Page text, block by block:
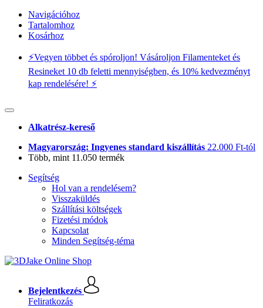
Navigációhoz
Tartalomhoz
Kosárhoz
⚡️Vegyen többet és spóroljon! Vásároljon Filamenteket és
Resineket 10 db feletti mennyiségben, és 10% kedvezményt
kap rendelésére! ⚡️
Alkatrész-kereső
Magyarország: Ingyenes standard kiszállítás 22.000 Ft-tól
Több, mint 11.050 termék
Segítség
Hol van a rendelésem?
Visszaküldés
Szállítási költségek
Fizetési módok
Kapcsolat
Minden Segítség-téma
Bejelentkezés
Feliratkozás